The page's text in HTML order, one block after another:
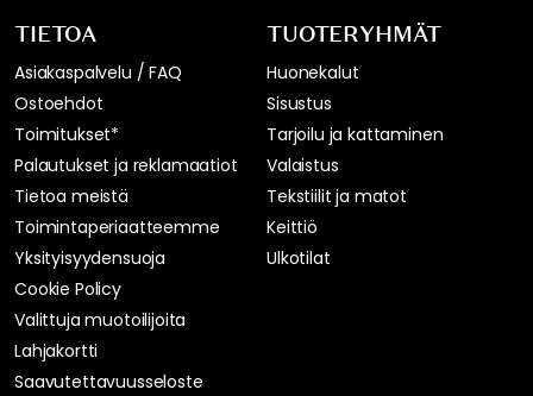
TIETOA
Asiakaspalvelu / FAQ
Ostoehdot
Toimitukset*
Palautukset ja reklamaatiot
Tietoa meistä
Toimintaperiaatteemme
Yksityisyydensuoja
Cookie Policy
Valittuja muotoilijoita
Lahjakortti
Saavutettavuusseloste
TUOTERYHMÄT
Huonekalut
Sisustus
Tarjoilu ja kattaminen
Valaistus
Tekstiilit ja matot
Keittiö
Ulkotilat